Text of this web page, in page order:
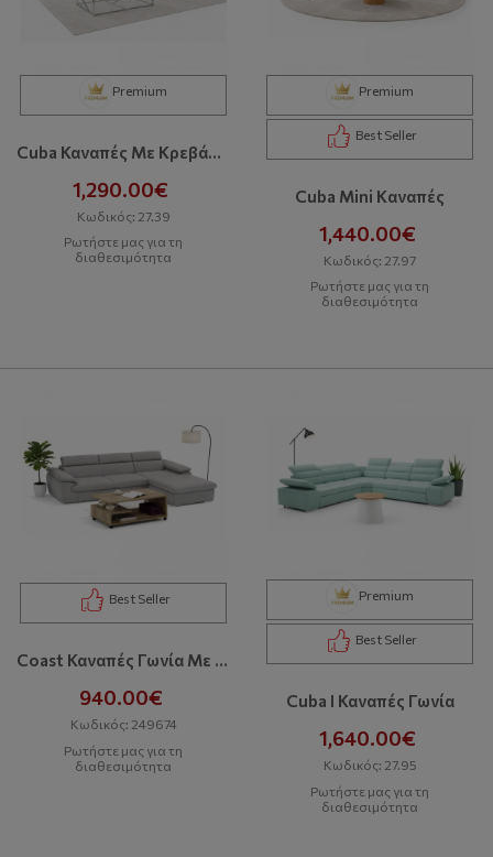
Premium
Cuba Καναπές Με Κρεβάτι Και Αποθηκευτικό Χώρο
1,290.00€
Κωδικός: 27.39
Ρωτήστε μας για τη
διαθεσιμότητα
Premium
Best Seller
Cuba Mini Kαναπές
1,440.00€
Κωδικός: 27.97
Ρωτήστε μας για τη
διαθεσιμότητα
Best Seller
Coast Καναπές Γωνία Με Κρεβάτι Και Αποθηκευτικό Χώρο
940.00€
Κωδικός: 249674
Ρωτήστε μας για τη
διαθεσιμότητα
Premium
Best Seller
Cuba I Καναπές Γωνία
1,640.00€
Κωδικός: 27.95
Ρωτήστε μας για τη
διαθεσιμότητα